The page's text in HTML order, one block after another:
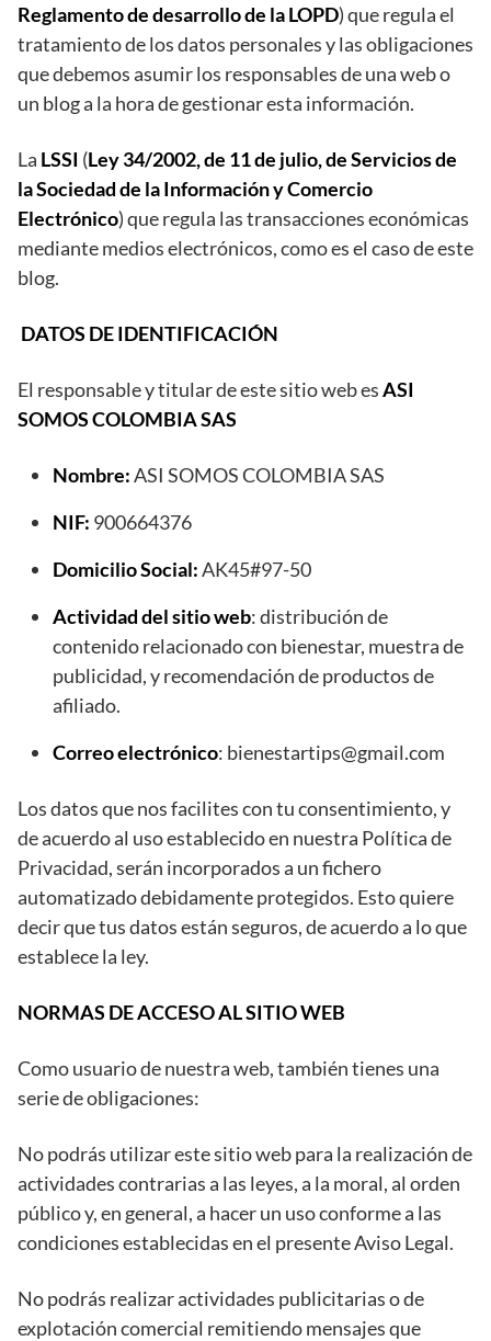
Reglamento de desarrollo de la LOPD) que regula el
tratamiento de los datos personales y las obligaciones
que debemos asumir los responsables de una web o
un blog a la hora de gestionar esta información.
La LSSI (Ley 34/2002, de 11 de julio, de Servicios de
la Sociedad de la Información y Comercio
Electrónico) que regula las transacciones económicas
mediante medios electrónicos, como es el caso de este
blog.
DATOS DE IDENTIFICACIÓN
El responsable y titular de este sitio web esASI
SOMOS COLOMBIA SAS
Nombre:ASI SOMOS COLOMBIA SAS
NIF: 900664376
Domicilio Social:AK45#97-50
Actividad del sitio web: distribución de
contenido relacionado con bienestar, muestra de
publicidad, y recomendación de productos de
afiliado.
Correo electrónico: bienestartips@gmail.com
Los datos que nos facilites con tu consentimiento, y
de acuerdo al uso establecido en nuestra Política de
Privacidad, serán incorporados a un fichero
automatizado debidamente protegidos. Esto quiere
decir que tus datos están seguros, de acuerdo a lo que
establece la ley.
NORMAS DE ACCESO AL SITIO WEB
Como usuario de nuestra web, también tienes una
serie de obligaciones:
No podrás utilizar este sitio web para la realización de
actividades contrarias a las leyes, a la moral, al orden
público y, en general, a hacer un uso conforme a las
condiciones establecidas en el presente Aviso Legal.
No podrás realizar actividades publicitarias o de
explotación comercial remitiendo mensajes que